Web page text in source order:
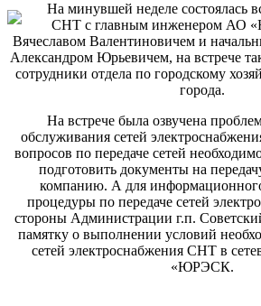
На минувшей неделе состоялась
СНТ с главным инженером АО
Вячеславом Валентиновичем и
Александром Юрьевичем, на встрече
сотрудники отдела по городскому
города.
На встрече была озвучена
обслуживания сетей
вопросов по передаче сетей
подготовить документы на
компанию. А для
процедуры по передаче сетей
стороны Администрации г.п.
памятку о выполнении условий
сетей электроснабжения СНТ в
«ЮРЭСК.